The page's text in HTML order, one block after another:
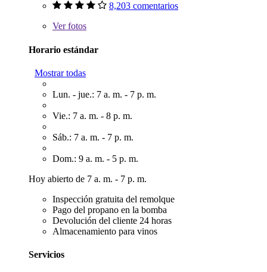
8,203 comentarios
Verfotos
Horario estándar
Mostrar todas
Lun. - jue.: 7 a. m. - 7 p. m.
Vie.: 7 a. m. - 8 p. m.
Sáb.: 7 a. m. - 7 p. m.
Dom.: 9 a. m. - 5 p. m.
Hoy abierto de 7 a. m. - 7 p. m.
Inspección gratuita del remolque
Pago del propano en la bomba
Devolución del cliente 24 horas
Almacenamiento para vinos
Servicios